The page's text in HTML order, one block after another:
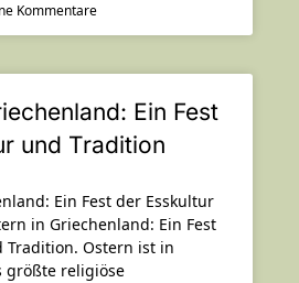
Kommentare
Ein Fest
und Tradition
Ein Fest der Esskultur
in Griechenland: Ein Fest
Tradition. Ostern ist in
größte religiöse